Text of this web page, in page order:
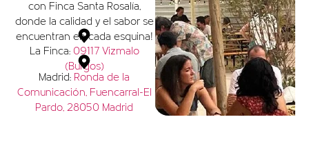
con Finca Santa Rosalía,
donde la calidad y el sabor se
encuentran en cada esquina!
La Finca: 09117 Vizmalo
(Burgos)
Madrid: Ronda de la
Comunicación, Fuencarral-El
Pardo, 28050 Madrid